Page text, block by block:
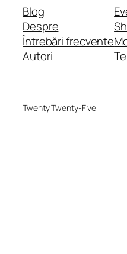
Blog
Despre
Întrebări frecvente
Autori
Twenty Twenty-Five